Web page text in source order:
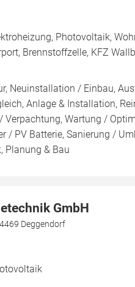
Photovoltaik,
Brennstoffzelle, KFZ
Neuinstallation / Einbau,
Anlage & Installation,
Verpachtung, Wartung /
/ PV Batterie, Sanierung /
Planung & Bau
GmbH
Deggendorf